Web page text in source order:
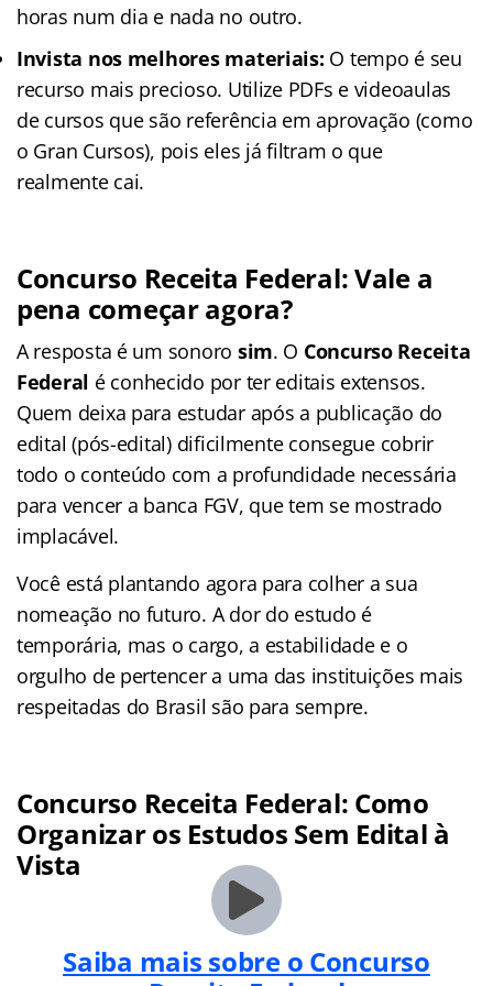
horas num dia e nada no outro.
Invista nos melhores materiais: O tempo é seu
recurso mais precioso. Utilize PDFs e videoaulas
de cursos que são referência em aprovação (como
o Gran Cursos), pois eles já filtram o que
realmente cai.
Concurso Receita Federal: Vale a
pena começar agora?
A resposta é um sonoro sim. O Concurso Receita
Federal é conhecido por ter editais extensos.
Quem deixa para estudar após a publicação do
edital (pós-edital) dificilmente consegue cobrir
todo o conteúdo com a profundidade necessária
para vencer a banca FGV, que tem se mostrado
implacável.
Você está plantando agora para colher a sua
nomeação no futuro. A dor do estudo é
temporária, mas o cargo, a estabilidade e o
orgulho de pertencer a uma das instituições mais
respeitadas do Brasil são para sempre.
Concurso Receita Federal: Como
Organizar os Estudos Sem Edital à
Vista
Saiba mais sobre o Concurso